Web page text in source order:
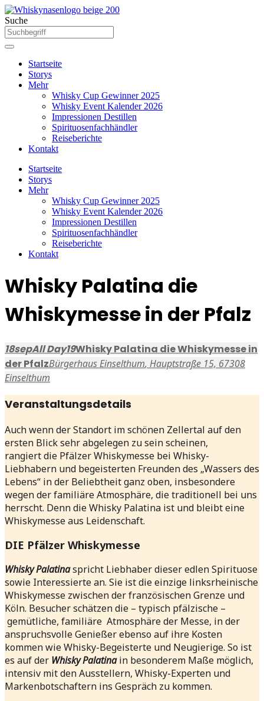
Zum
Inhalt
springen
Suche
Startseite
Storys
Mehr
Whisky Cup Gewinner 2025
Whisky Event Kalender 2026
Impressionen Destillen
Spirituosenfachhändler
Reiseberichte
Kontakt
Startseite
Storys
Mehr
Whisky Cup Gewinner 2025
Whisky Event Kalender 2026
Impressionen Destillen
Spirituosenfachhändler
Reiseberichte
Kontakt
Whisky Palatina die
Whiskymesse in der Pfalz
18sepAll Day19Whisky Palatina die Whiskymesse in
der PfalzBürgerhaus Einselthum, Hauptstraße 15, 67308
Einselthum
Veranstaltungsdetails
Auch wenn der Standort im schönen Zellertal auf den
ersten Blick sehr abgelegen zu sein scheinen,
rangiert die Pfälzer Whiskymesse bei Whisky-
Liebhabern und begeisterten Freunden des „Wassers des
Lebens“ in der Beliebtheit ganz oben, insbesondere
wegen der familiäre Atmosphäre, die traditionell bei uns
herrscht. Denn die Whisky Palatina ist und bleibt eine
Whiskymesse aus Leidenschaft.
DIE Pfälzer Whiskymesse
Whisky Palatinaspricht Liebhaber dieser edlen Spirituose
sowie Interessierte an. Sie ist die einzige linksrheinische
Whiskymesse zwischen der französischen Grenze und
Köln. Besucher schätzen die – typisch pfälzische –
gemütliche, familiäre Atmosphäre der Messe, in der
anspruchsvolle Genießer ebenso auf ihre Kosten
kommen wie Whisky-Begeisterte und Neugierige. So ist
es auf der Whisky Palatinain besonderem Maße möglich,
intensiv mit den Ausstellern, Whisky-Experten und
Markenbotschaftern ins Gespräch zu kommen.